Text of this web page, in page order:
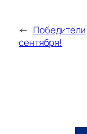
← Победители
сентября!